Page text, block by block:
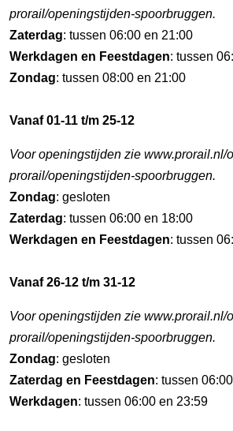
prorail/openingstijden-spoorbruggen.
Zaterdag: tussen 06:00 en 21:00
Werkdagen en Feestdagen: tussen
Zondag: tussen 08:00 en 21:00
Vanaf 01-11 t/m 25-12
Voor openingstijden zie www.prorail.nl/
prorail/openingstijden-spoorbruggen.
Zondag: gesloten
Zaterdag: tussen 06:00 en 18:00
Werkdagen en Feestdagen: tussen
Vanaf 26-12 t/m 31-12
Voor openingstijden zie www.prorail.nl/
prorail/openingstijden-spoorbruggen.
Zondag: gesloten
Zaterdag en Feestdagen: tussen
Werkdagen: tussen 06:00 en 23:59